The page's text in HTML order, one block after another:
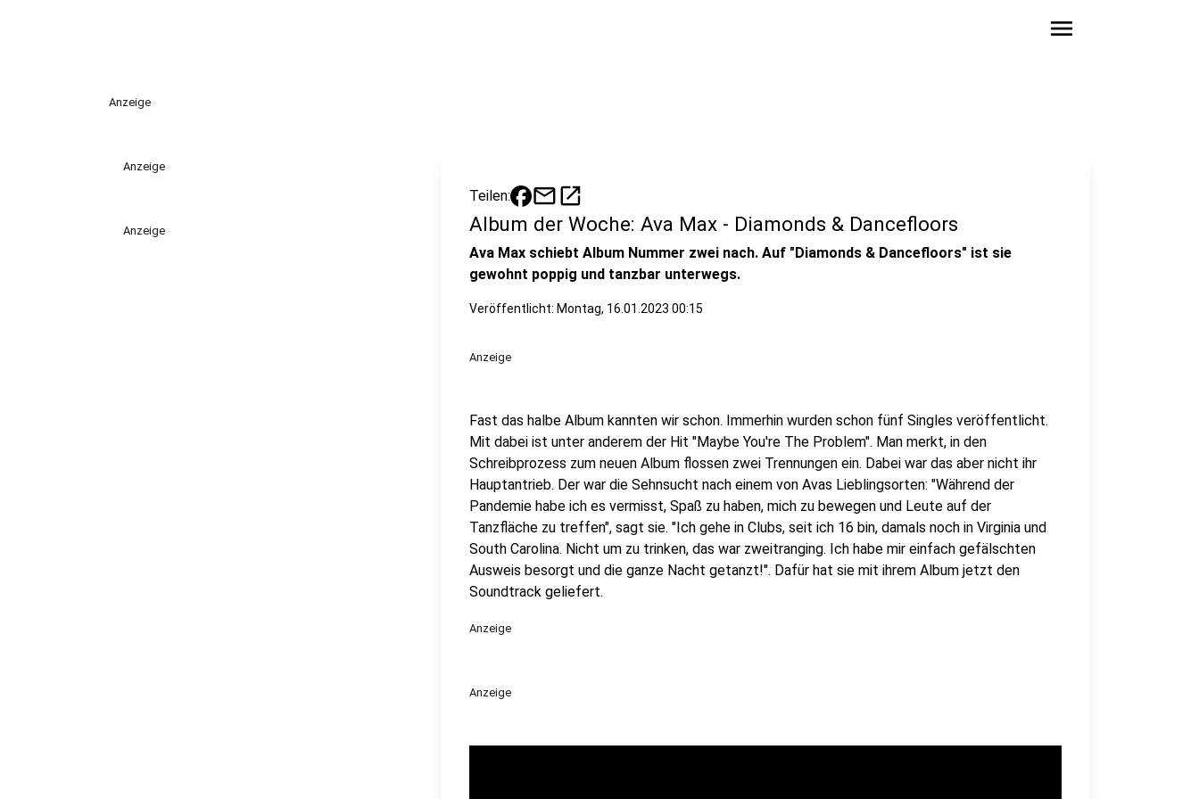
menu
Anzeige
Anzeige
Anzeige
Teilen: mailopen_in_new
Album der Woche: Ava Max - Diamonds & Dancefloors
Ava Max schiebt Album Nummer zwei nach. Auf "Diamonds & Dancefloors" ist sie
gewohnt poppig und tanzbar unterwegs.
Veröffentlicht: Montag, 16.01.2023 00:15
Anzeige
Fast das halbe Album kannten wir schon. Immerhin wurden schon fünf Singles veröffentlicht.
Mit dabei ist unter anderem der Hit "Maybe You're The Problem". Man merkt, in den
Schreibprozess zum neuen Album flossen zwei Trennungen ein. Dabei war das aber nicht ihr
Hauptantrieb. Der war die Sehnsucht nach einem von Avas Lieblingsorten: "Während der
Pandemie habe ich es vermisst, Spaß zu haben, mich zu bewegen und Leute auf der
Tanzfläche zu treffen", sagt sie. "Ich gehe in Clubs, seit ich 16 bin, damals noch in Virginia und
South Carolina. Nicht um zu trinken, das war zweitranging. Ich habe mir einfach gefälschten
Ausweis besorgt und die ganze Nacht getanzt!". Dafür hat sie mit ihrem Album jetzt den
Soundtrack geliefert.
Anzeige
Anzeige